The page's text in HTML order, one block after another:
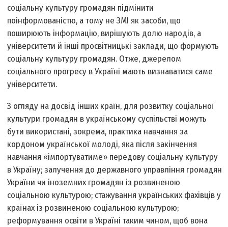
соціальну культуру громадян підмінити
поінформованістю, а тому не ЗМІ як засоби, що
поширюють інформацію, вирішують долю народів, а
університети й інші просвітницькі заклади, що формують
соціальну культуру громадян. Отже, джерелом
соціального прогресу в Україні мають визнаватися саме
університети.
З огляду на досвід інших країн, для розвитку соціальної
культури громадян в українському суспільстві можуть
бути використані, зокрема, практика навчання за
кордоном української молоді, яка після закінчення
навчання «імпортуватиме» передову соціальну культуру
в Україну; залучення до державного управління громадян
України чи іноземних громадян із розвиненою
соціальною культурою; стажування українських фахівців у
країнах із розвиненою соціальною культурою;
реформування освіти в Україні таким чином, щоб вона